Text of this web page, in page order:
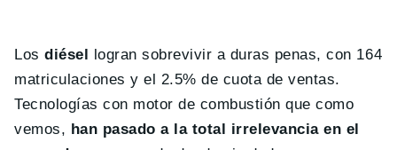
Los diésel logran sobrevivir a duras penas, con 164
matriculaciones y el 2.5% de cuota de ventas.
Tecnologías con motor de combustión que como
vemos, han pasado a la total irrelevancia en el